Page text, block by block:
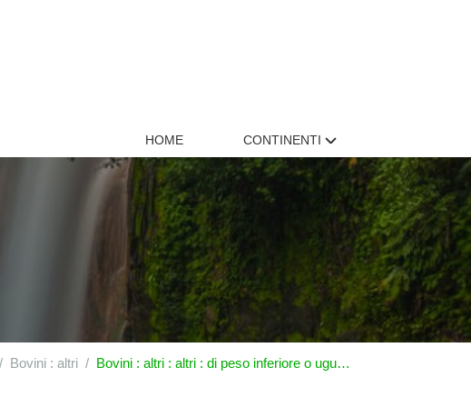
HOME CONTINENTI
Bovini : altri Bovini : altri : altri : di peso inferiore o uguale a 80|kg